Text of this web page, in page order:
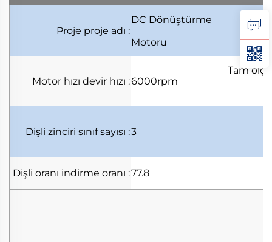
Proje proje adı :
DC Dönüştürme
Motoru
Motor hızı devir hızı :6000rpm
Tam
Dişli zinciri sınıf sayısı :3
Dişli oranı indirme oranı :77.8